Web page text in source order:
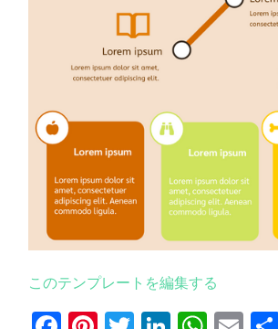
このテンプレートを編集する